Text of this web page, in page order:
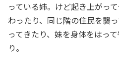
っている姉。けど起き上がっ
わったり、同じ階の住民を襲
ってきたり、妹を身体をはっ
り。